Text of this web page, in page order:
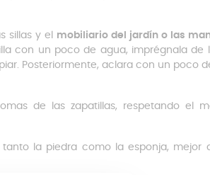
sillas y el mobiliario del jardín o las
con un poco de agua, imprégnala de
Posteriormente, aclara con un poco
de las zapatillas, respetando el
la piedra como la esponja, mejor